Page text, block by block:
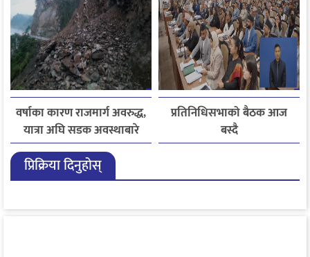
वर्षाका कारण राजमार्ग अवरुद्ध,
यात्रा अघि सडक अवस्थाबारे
जानकारी लिन आग्रह
प्रतिनिधिसभाको बैठक आज
बस्दै
प्रिक्रिया दिनुहोस्